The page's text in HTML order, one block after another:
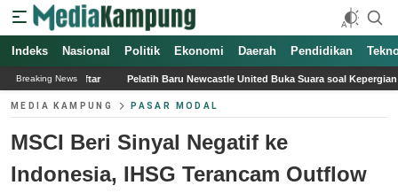
Indeks Nasional Politik Ekonomi Daerah Pendidikan
Breaking News
Pelatih Baru Newcastle United Buka Suara soal Kepergian Bruno Guimaraes
MEDIA KAMPUNG PASAR MODAL
MSCI Beri Sinyal Negatif ke
Indonesia, IHSG Terancam Outflow